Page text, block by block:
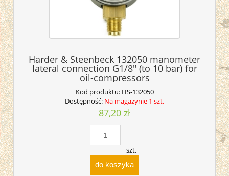
Harder & Steenbeck 132050 manometer
lateral connection G1/8" (to 10 bar) for
oil-compressors
Kod produktu: HS-132050
Dostępność: Na magazynie 1 szt.
87,20 zł
szt.
do koszyka